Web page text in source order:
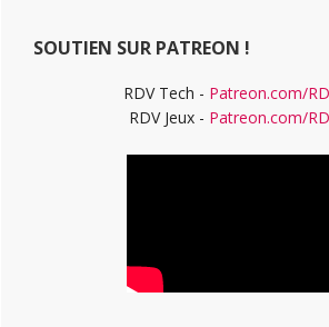
SOUTIEN SUR PATREON !
RDV Tech - Patreon.com/
RDV Jeux - Patreon.com/